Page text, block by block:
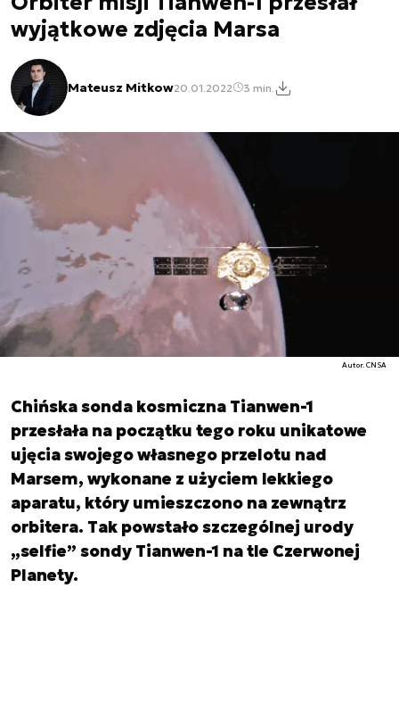
wyjątkowe zdjęcia Marsa
Mateusz Mitkow20.01.2022 3 min.
Autor. CNSA
Chińska sonda kosmiczna Tianwen-1
przesłała na początku tego roku unikatowe
ujęcia swojego własnego przelotu nad
Marsem, wykonane z użyciem lekkiego
aparatu, który umieszczono na zewnątrz
orbitera. Tak powstało szczególnej urody
„selfie” sondy Tianwen-1 na tle Czerwonej
Planety.